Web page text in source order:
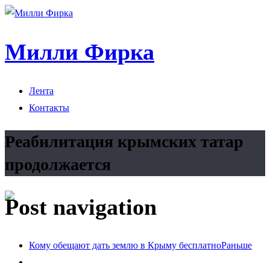
Милли Фирка
Лента
Контакты
Реабилитация крымских татар
продолжается
Post navigation
Кому обещают дать землю в Крыму бесплатноРаньше